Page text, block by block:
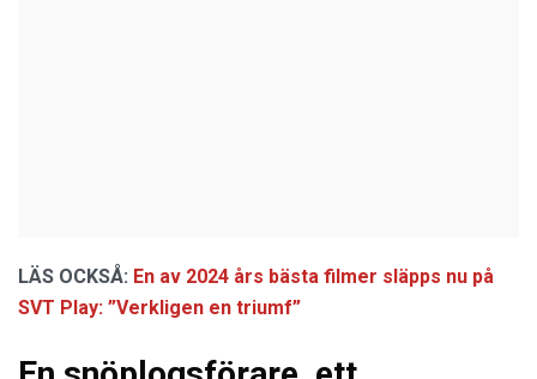
LÄS OCKSÅ: En av 2024 års bästa filmer släpps nu på
SVT Play: ”Verkligen en triumf”